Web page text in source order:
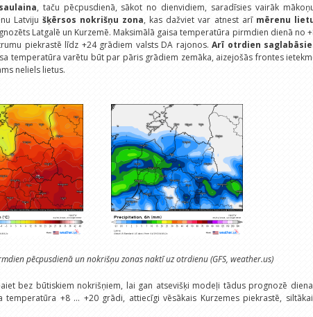
, taču pēcpusdienā, sākot no dienvidiem, saradīsies vairāk
Latviju šķērsos nokrišņu zona, kas dažviet var atnest arī mērenu
Latgalē un Kurzemē. Maksimālā gaisa temperatūra pirmdien dienā no
piekrastē līdz +24 grādiem valsts DA rajonos.Arī otrdien
temperatūra varētu būt par pāris grādiem zemāka, aizejošās frontes
neliels lietus.
pēcpusdienā un nokrišņu zonas naktī uz otrdienu (GFS, weather.us)
bez būtiskiem nokrišņiem, lai gan atsevišķi modeļi tādus prognozē
temperatūra +8 ... +20 grādi, attiecīgi vēsākais Kurzemes piekrastē,